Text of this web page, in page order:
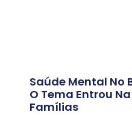
Saúde Mental No
O Tema Entrou
Famílias